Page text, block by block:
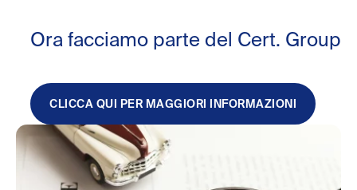
Ora facciamo parte del Cert. Group
CLICCA QUI PER MAGGIORI INFORMAZIONI